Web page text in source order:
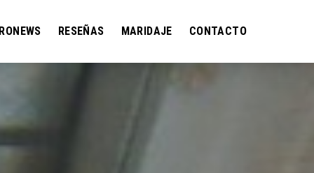
RESEÑAS MARIDAJE CONTACTO